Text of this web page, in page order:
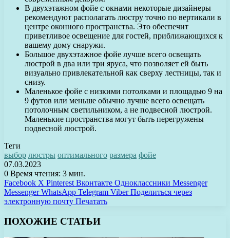
В двухэтажном фойе с окнами некоторые дизайнеры
рекомендуют располагать люстру точно по вертикали в
центре оконного пространства. Это обеспечит
приветливое освещение для гостей, приближающихся к
вашему дому снаружи.
Большое двухэтажное фойе лучше всего освещать
люстрой в два или три яруса, что позволяет ей быть
визуально привлекательной как сверху лестницы, так и
снизу.
Маленькое фойе с низкими потолками и площадью 9 на
9 футов или меньше обычно лучше всего освещать
потолочным светильником, а не подвесной люстрой.
Маленькие пространства могут быть перегружены
подвесной люстрой.
Теги
выбор люстры оптимального размера фойе
07.03.2023
0 Время чтения: 3 мин.
Facebook X Pinterest Вконтакте Одноклассники Messenger
Messenger WhatsApp Telegram Viber Поделиться через
электронную почту Печатать
ПОХОЖИЕ СТАТЬИ